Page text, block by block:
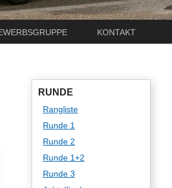
KONTAKT
RUNDE
Rangliste
Runde 1
Runde 2
Runde 1+2
Runde 3